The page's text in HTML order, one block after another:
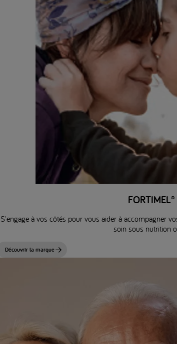
FORTIMEL®
S'engage à vos côtés pour vous aider à accompagner
soin sous nutrition
Découvrir la marque